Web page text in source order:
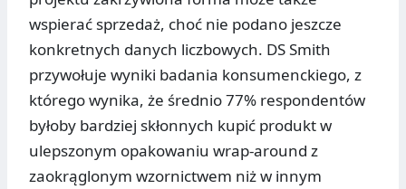
wspierać sprzedaż, choć nie podano jeszcze
konkretnych danych liczbowych. DS Smith
przywołuje wyniki badania konsumenckiego, z
którego wynika, że średnio 77% respondentów
byłoby bardziej skłonnych kupić produkt w
ulepszonym opakowaniu wrap-around z
zaokrąglonym wzornictwem niż w innym